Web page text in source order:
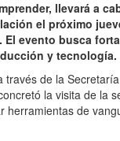
llevará a
el próximo
El evento busca
y tecnología.
través de la
la visita de la
herramientas de